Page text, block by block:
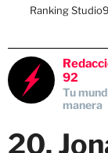
Ranking
92
Tu
manera
20.